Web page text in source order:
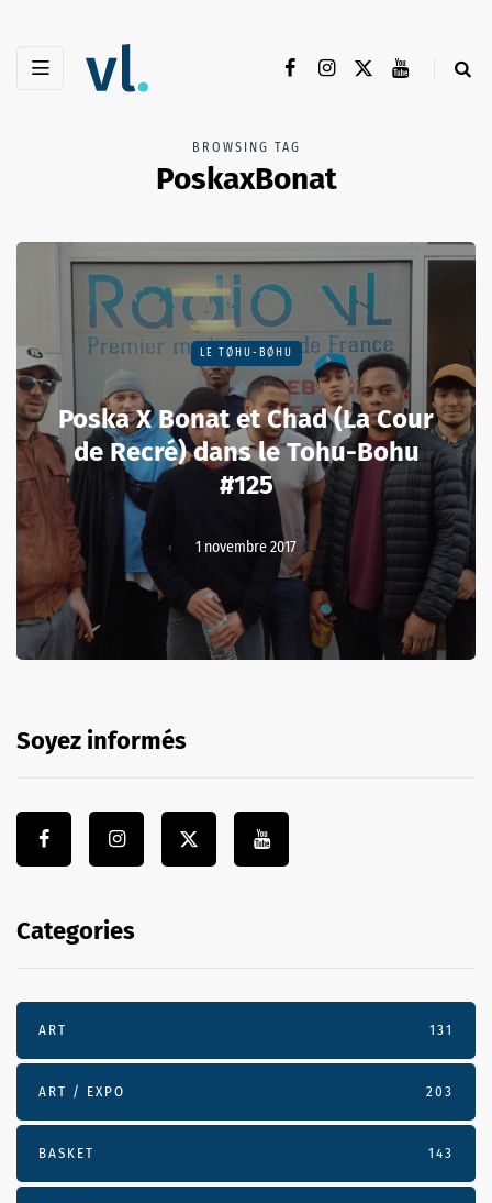
BROWSING TAG
PoskaxBonat
LE TØHU-BØHU
Poska X Bonat et Chad (La Cour
de Recré) dans le Tohu-Bohu
#125
1 novembre 2017
Soyez informés
Categories
ART 131
ART / EXPO 203
BASKET 143